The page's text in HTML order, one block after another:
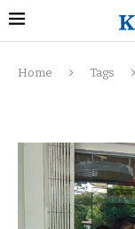
Home Tags